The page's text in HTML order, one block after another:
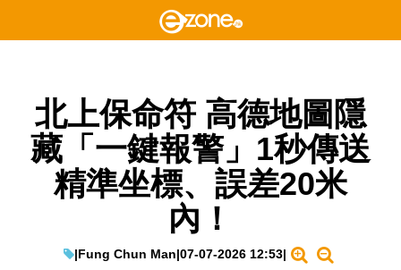
北上保命符 高德地圖隱
藏「一鍵報警」1秒傳送
精準坐標、誤差20米
內！
|Fung Chun Man|07-07-2026 12:53|